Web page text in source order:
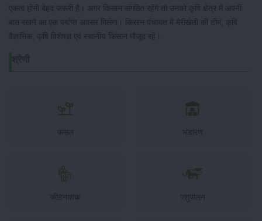
एकता होनी बेहद जरूरी है। अगर किसान संगठित रहेंगे तो उनको कृषि क्षेत्र में अपनी
बात रखने का एक पर्याप्त अवसर मिलेगा। किसान पंचायत में मेरीखेती की टीम, कृषि
वैज्ञानिक, कृषि विशेषज्ञ एवं स्थानीय किसान मौजूद रहे।
फसल भंडारण
कीटनाशक पशुपालन